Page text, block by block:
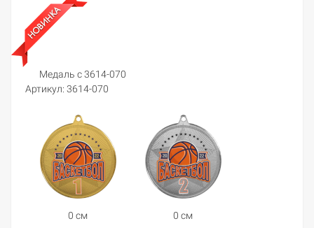
Медаль с 3614-070
Артикул: 3614-070
0 см
0 см